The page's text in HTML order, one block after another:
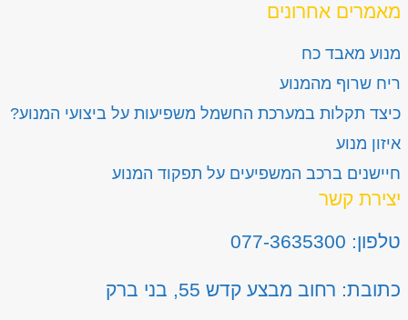
מאמרים אחרונים
מנוע מאבד כח
ריח שרוף מהמנוע
כיצד תקלות במערכת החשמל משפיעות על ביצועי המנוע?
איזון מנוע
חיישנים ברכב המשפיעים על תפקוד המנוע
יצירת קשר
טלפון: 077-3635300
כתובת: רחוב מבצע קדש 55, בני ברק